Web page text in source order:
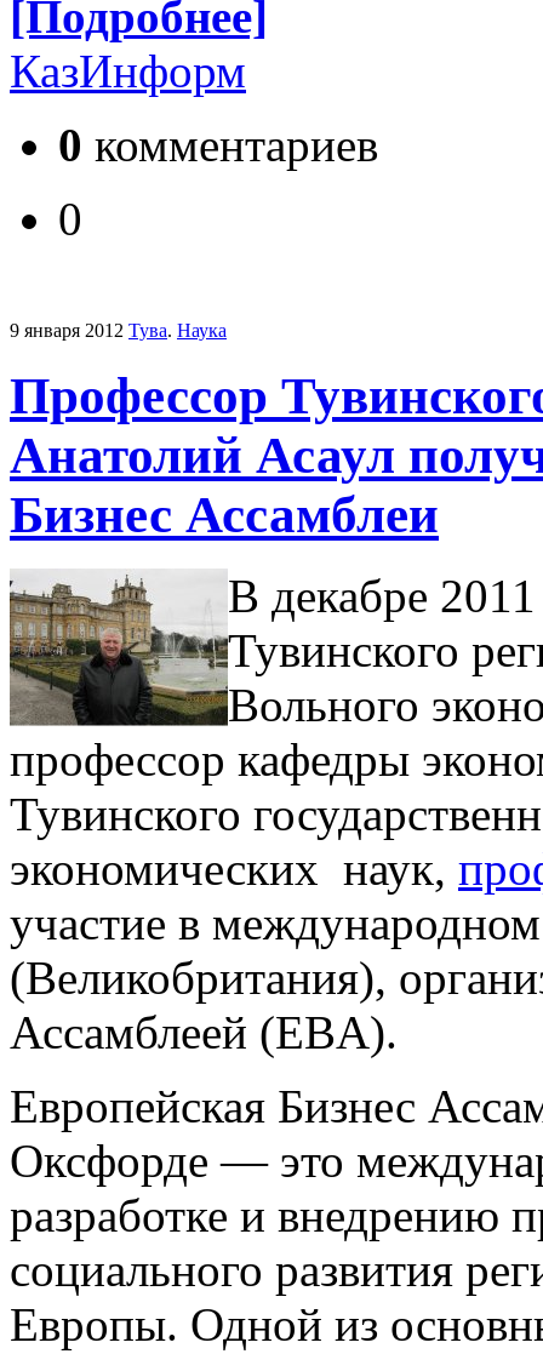
[Подробнее]
КазИнформ
0 комментариев
0
9 января 2012 Тува. Наука
Профессор
Анатолий Асаул
Бизнес Ассамблеи
В декабре
Тувинского
Вольного
профессор кафедры
Тувинского
экономических наук,
участие в
(Великобритания),
Ассамблеей (EBA).
Европейская Бизнес
Оксфорде — это
разработке и внедрению
социального развития
Европы. Одной из